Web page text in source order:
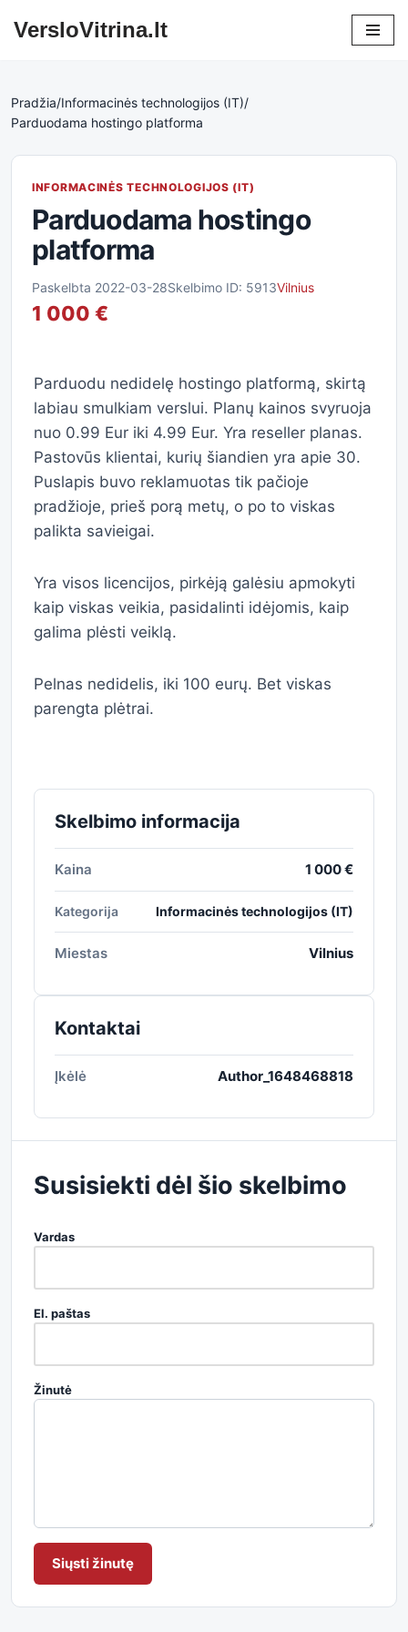
VersloVitrina.lt
Pradžia/Informacinės technologijos (IT)/
Parduodama hostingo platforma
INFORMACINĖS TECHNOLOGIJOS (IT)
Parduodama hostingo
platforma
Paskelbta 2022-03-28Skelbimo ID: 5913Vilnius
1 000 €
Parduodu nedidelę hostingo platformą, skirtą
labiau smulkiam verslui. Planų kainos svyruoja
nuo 0.99 Eur iki 4.99 Eur. Yra reseller planas.
Pastovūs klientai, kurių šiandien yra apie 30.
Puslapis buvo reklamuotas tik pačioje
pradžioje, prieš porą metų, o po to viskas
palikta savieigai.
Yra visos licencijos, pirkėją galėsiu apmokyti
kaip viskas veikia, pasidalinti idėjomis, kaip
galima plėsti veiklą.
Pelnas nedidelis, iki 100 eurų. Bet viskas
parengta plėtrai.
Skelbimo informacija
Kaina 1 000 €
Kategorija Informacinės technologijos (IT)
Miestas Vilnius
Kontaktai
Įkėlė Author_1648468818
Susisiekti dėl šio skelbimo
Vardas
El. paštas
Žinutė
Siųsti žinutę